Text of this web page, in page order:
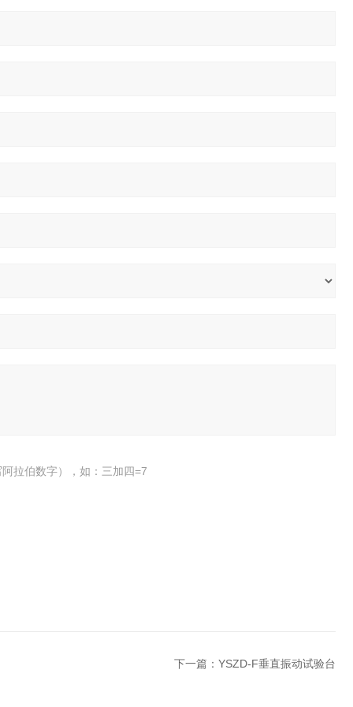
拉伯数字），如：三加四=7
下一篇： YSZD-F垂直振动试验台